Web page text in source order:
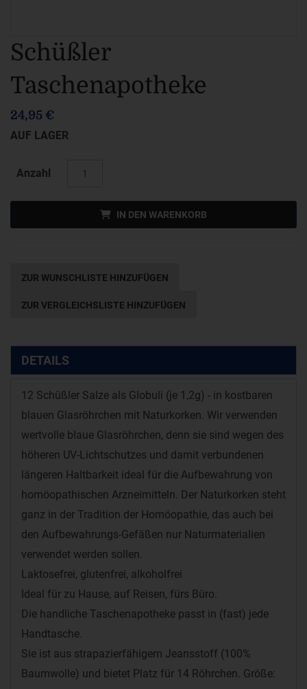
Schüßler
Taschenapotheke
24,95 €
AUF LAGER
Anzahl
IN DEN WARENKORB
ZUR WUNSCHLISTE HINZUFÜGEN
ZUR VERGLEICHSLISTE HINZUFÜGEN
Zum
der
springen
DETAILS
12 Schüßler Salze als Globuli (je 1,2g) - in kostbaren
blauen Glasröhrchen mit Naturkorken. Wir verwenden
wertvolle blaue Glasröhrchen, denn sie sind wegen des
höheren UV-Lichtschutzes und damit verbundenen
längeren Haltbarkeit ideal für die Aufbewahrung von
homöopathischen Arzneimitteln. Der Naturkorken steht
ganz in der Tradition der Homöopathie, das auch bei
den Aufbewahrungs-Gefäßen nur Naturmaterialien
verwendet werden sollen.
Laktosefrei, glutenfrei, alkoholfrei
Ideal für zu Hause, auf Reisen, fürs Büro.
Die handliche Taschenapotheke passt in (fast) jede
Handtasche.
Sie ist aus strapazierfähigem Jeansstoff (100%
Baumwolle) und bietet Platz für 14 Röhrchen. Größe: